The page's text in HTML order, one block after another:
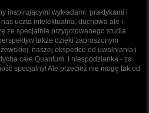
inspirującymi wykładami, praktykami i
uczta intelektualna, duchowa ale i
ze specjalnie przygotowanego studia.
także dzięki zaproszonym
naszej ekspertce od uwalniania i
całe Quantum. I niespodzianka - za
specjalny! Ale przecież nie mogę tak od